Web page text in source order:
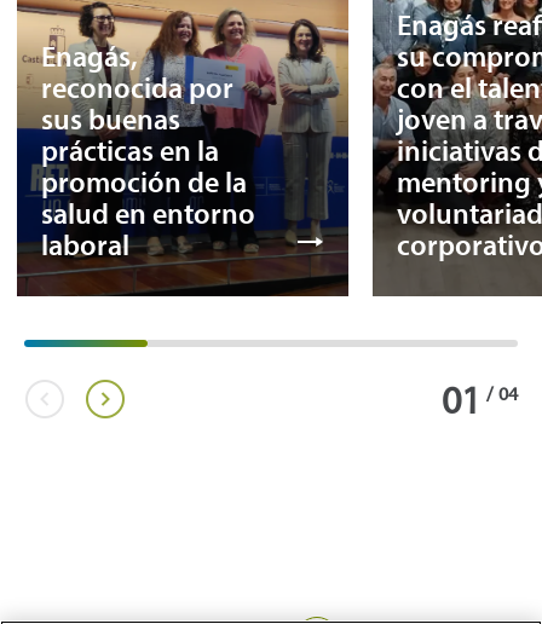
Enagás,
reconocida por
sus buenas
prácticas en la
promoción de la
salud en entorno
laboral
Enagás
su
con el
joven a
iniciativas
mentoring
01 / 04